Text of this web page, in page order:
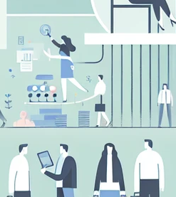
al sito web di ricordare le
e forniscono funzionalità migliorate
Salva
Accetta tutti